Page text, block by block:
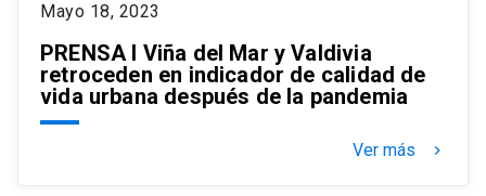
Mayo 18, 2023
PRENSA I Viña del Mar y Valdivia
retroceden en indicador de calidad de
vida urbana después de la pandemia
Ver más keyboard_arrow_right